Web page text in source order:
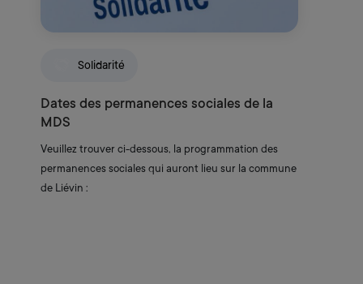
Solidarité
Dates des permanences sociales de la
MDS
Veuillez trouver ci-dessous, la programmation des
permanences sociales qui auront lieu sur la commune
de Liévin :